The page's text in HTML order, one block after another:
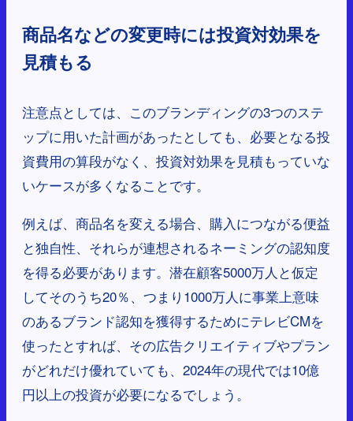
商品名などの変更時には投資対効果を
見積もる
注意点としては、このブランディングの3つのステ
ップに用いた計画があったとしても、必要となる投
資費用の算段がなく、投資対効果を見積もっていな
いケースが多くなることです。
例えば、商品名を変える場合、購入につながる便益
と独自性、それらが連想されるネーミングの認知度
を得る必要があります。潜在顧客5000万人と仮定
してそのうち20％、つまり1000万人に事業上意味
のあるブランド認知を獲得するためにテレビCMを
使ったとすれば、その広告クリエイティブやプラン
がどれだけ優れていても、2024年の現代では10億
円以上の投資が必要になるでしょう。